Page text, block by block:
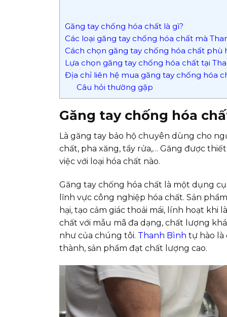
Găng tay chống hóa chất là gì?
Các loại găng tay chống hóa chất mà
Cách chọn găng tay chống hóa chất phù
Lựa chọn găng tay chống hóa chất tại
Địa chỉ liên hệ mua găng tay chống hóa
Câu hỏi thường gặp
Găng tay chống hóa
Là găng tay bảo hộ chuyên dùng cho
chất, pha xăng, tẩy rửa,… Găng được
việc với loại hóa chất nào.
Găng tay chống hóa chất là một dụng
lĩnh vực công nghiệp hóa chất. Sản
hại, tạo cảm giác thoải mái, lính hoạt
chất với mẫu mã đa dạng, chất lượng
như của chúng tôi. Thanh Bình tự hào là
thành, sản phẩm đạt chất lượng cao.